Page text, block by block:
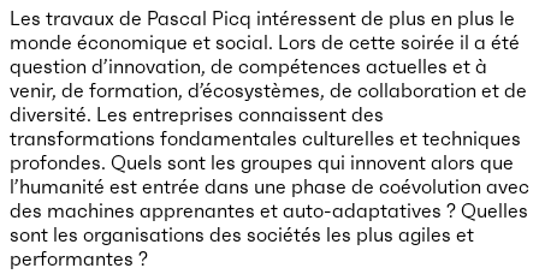
Les travaux de Pascal Picq intéressent de plus en plus le
monde économique et social. Lors de cette soirée il a été
question d’innovation, de compétences actuelles et à
venir, de formation, d’écosystèmes, de collaboration et de
diversité. Les entreprises connaissent des
transformations fondamentales culturelles et techniques
profondes. Quels sont les groupes qui innovent alors que
l’humanité est entrée dans une phase de coévolution avec
des machines apprenantes et auto-adaptatives ? Quelles
sont les organisations des sociétés les plus agiles et
performantes ?